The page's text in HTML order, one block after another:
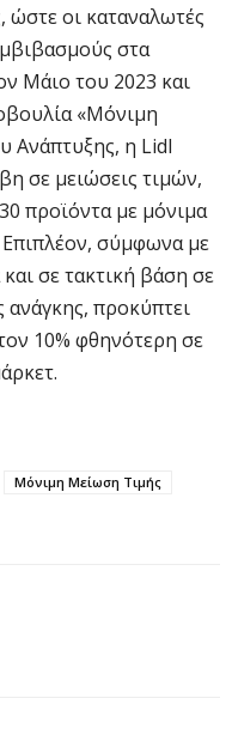
ώστε οι καταναλωτές
στα
Μάιο του 2023 και
«Μόνιμη
Ανάπτυξης, η Lidl
σε μειώσεις τιμών,
προϊόντα με μόνιμα
Επιπλέον, σύμφωνα με
σε τακτική βάση σε
προκύπτει
10% φθηνότερη σε
Μόνιμη Μείωση Τιμής